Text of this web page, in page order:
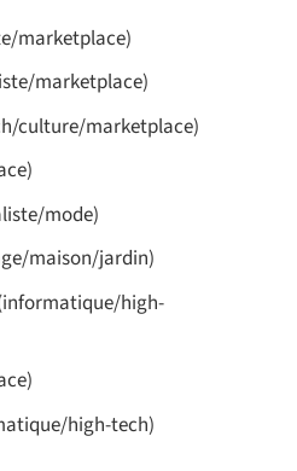
marketplace)
marketplace)
culture/marketplace)
mode)
maison/jardin)
high-
high-tech)